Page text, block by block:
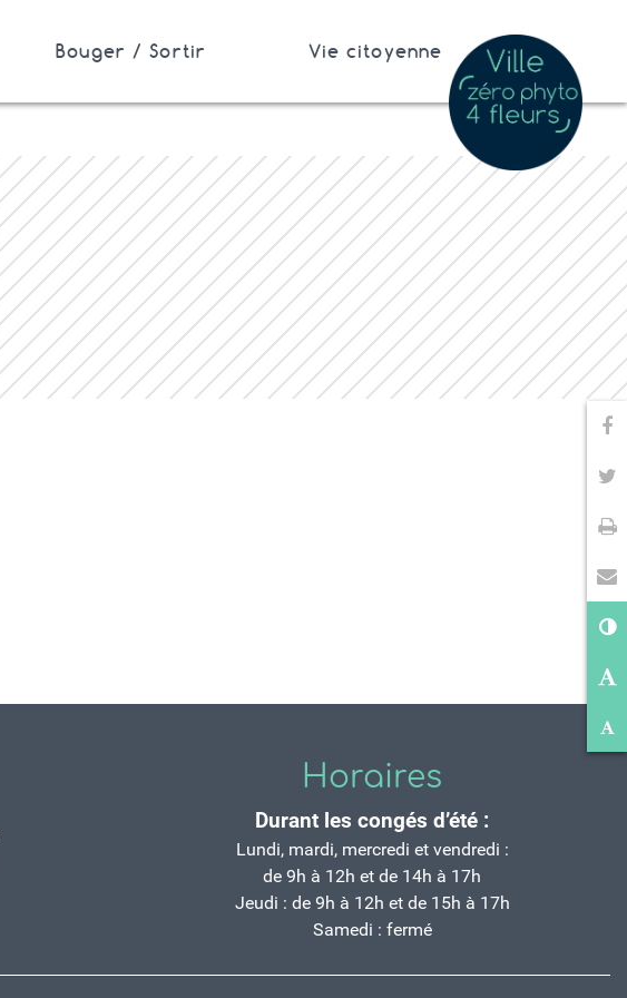
Bouger / Sortir Vie citoyenne
Horaires
Durant les congés d’été :
Lundi, mardi, mercredi et vendredi :
de 9h à 12h et de 14h à 17h
Jeudi : de 9h à 12h et de 15h à 17h
Samedi : fermé